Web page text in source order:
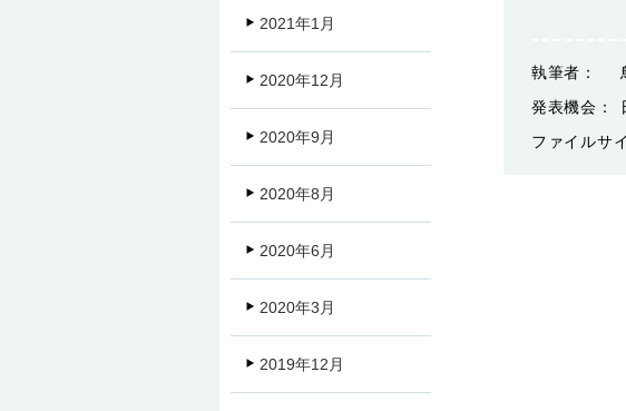
執筆者：
発表機会：
ファイルサ
2021年1月
2020年12月
2020年9月
2020年8月
2020年6月
2020年3月
2019年12月